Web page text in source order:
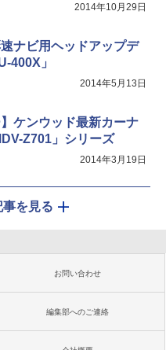
2014年10月29日
ナビ用ヘッドアップデ
400X」
2014年5月13日
】ケンウッド最新カーナ
Z701」シリーズ
2014年3月19日
事を見る
お問い合わせ
編集部へのご連絡